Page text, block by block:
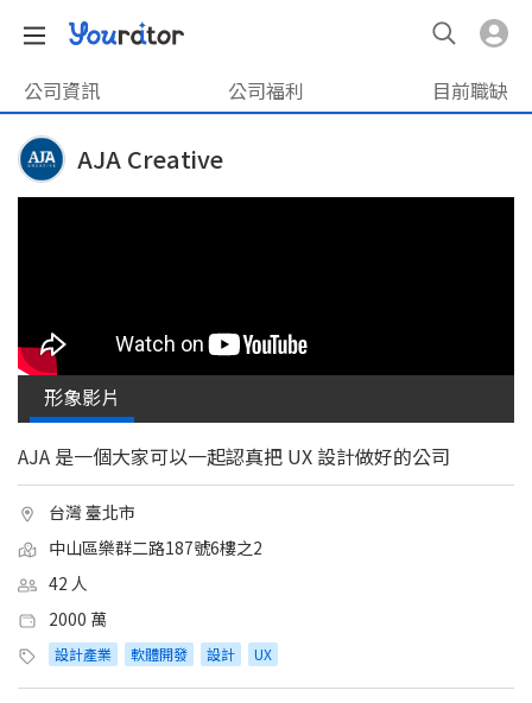
公司資訊 公司福利 目前職缺
AJA Creative
形象影片
AJA 是一個大家可以一起認真把 UX 設計做好的公司
台灣 臺北市
中山區樂群二路187號6樓之2
42 人
2000 萬
設計產業 軟體開發 設計 UX